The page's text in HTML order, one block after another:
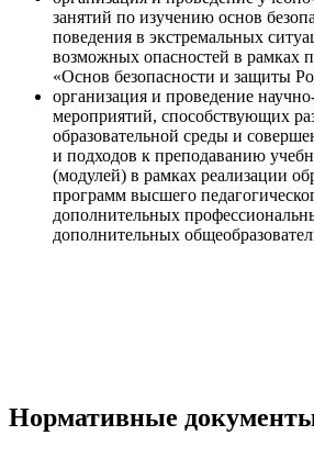
занятий по изучению основ
поведения в экстремальных
возможных опасностей в рамках
«Основ безопасности и защиты
организация и проведение
мероприятий, способствующих
образовательной среды и
и подходов к преподаванию
(модулей) в рамках реализации
программ высшего
дополнительных
дополнительных
Нормативные